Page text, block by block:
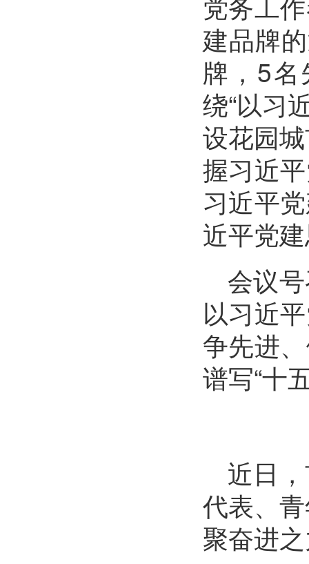
建品牌
牌，5
绕“以习
设花园
握习近
习近平
近平党
会议
以习近
争先进
谱写“十
近日
代表、
聚奋进